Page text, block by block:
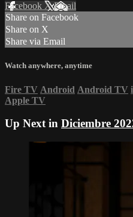
Facebook XEmail
Share on Facebook
Share on X
Share via Email
Watch anywhere, anytime
Fire TV Android Android TV
Apple TV
Up Next in Diciembre